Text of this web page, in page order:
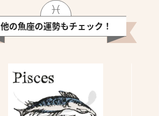
他の魚座の運勢もチェック！